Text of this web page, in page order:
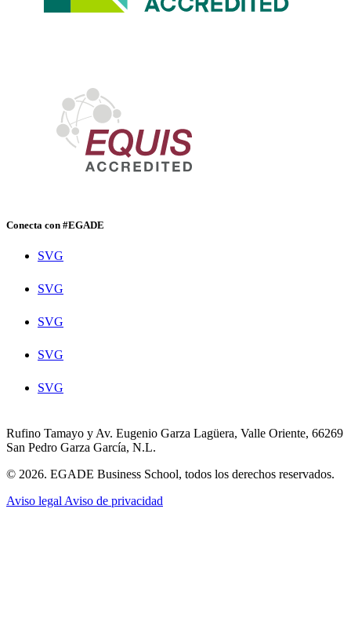
Conecta con #EGADE
SVG
SVG
SVG
SVG
SVG
Rufino Tamayo y Av. Eugenio Garza Lagüera, Valle Oriente, 66269
San Pedro Garza García, N.L.
© 2026. EGADE Business School, todos los derechos reservados.
Aviso legal Aviso de privacidad